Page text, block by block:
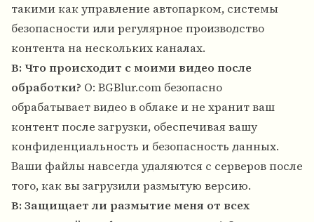
такими как управление автопарком, системы
безопасности или регулярное производство
контента на нескольких каналах.
В: Что происходит с моими видео после
обработки? О: BGBlur.com безопасно
обрабатывает видео в облаке и не хранит ваш
контент после загрузки, обеспечивая вашу
конфиденциальность и безопасность данных.
Ваши файлы навсегда удаляются с серверов после
того, как вы загрузили размытую версию.
В: Защищает ли размытие меня от всех